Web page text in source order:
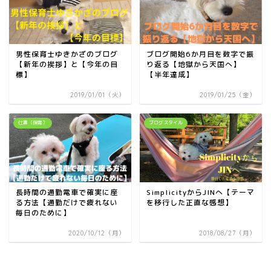
男性保育士ゆきかざのブログ
【新年の挨拶】と【今年の目
標】
2019/01/01（火）
ブログ開始6か月目を数字で振
り返る【地獄から天国へ】
【半年達成】
2019/01/25（金）
仕事（保育）
長時間の通勤電車で確実に座
る方法【通勤だけで疲れない
毎日のために】
2020/10/12（月）
ブログスタイル
SimplicityからJINへ【テーマ
を移行した正直な感想】
2018/08/27（月）